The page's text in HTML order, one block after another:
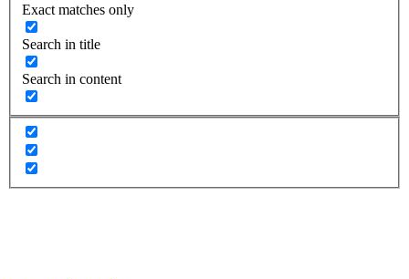
Exact matches only
Search in title
Search in content